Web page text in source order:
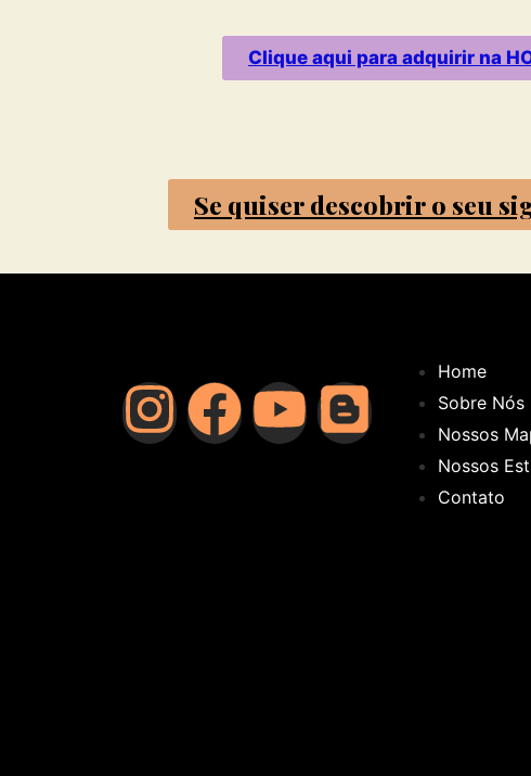
Clique aqui para adquirir na
Se quiser descobrir o seu
Home
Sobre Nós
Nossos
Nossos
Contato